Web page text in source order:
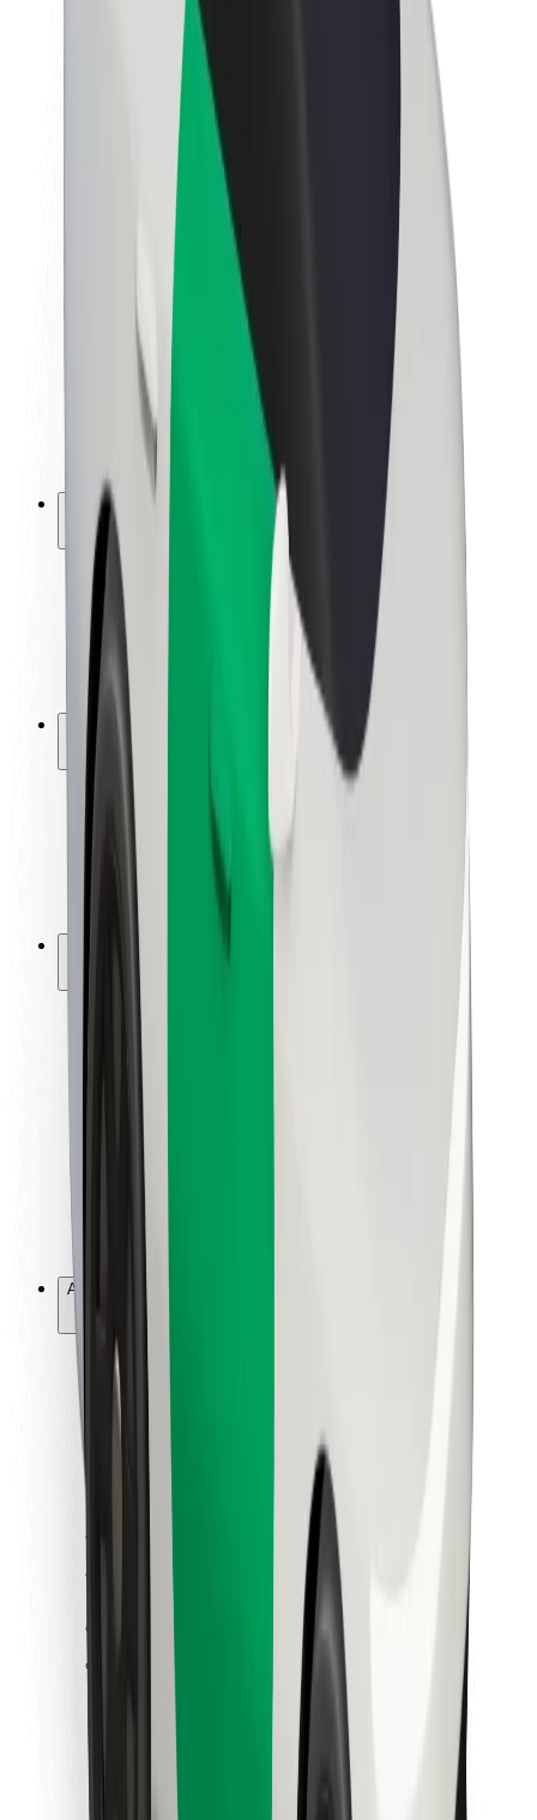
Bærekraft hos Bolt
Prosjekt Zero
Nyhetsrom
Retningslinjer for varemerke
Investorrelasjoner
Ledelse
Merkevare
Media
Urban Fund
Sikkerhet
Sikkerhet for passasjer
Sjåførsikkerhet
Sikkerhet for sparkesykler
Sikkerhetslab
Byer
Steder
Byløsninger
Flyplasser
Bolt-ladestasjoner
For passasjerer
For sjåfører
For leveringsbud
Bolt Food
For flåteeiere
Bolt for Business
Annet
Leverandører
Vilkår og betingelser
Informasjonskapsler
Sikkerhet
Last ned Bolt-appen
Last ned Bolt Food-appen